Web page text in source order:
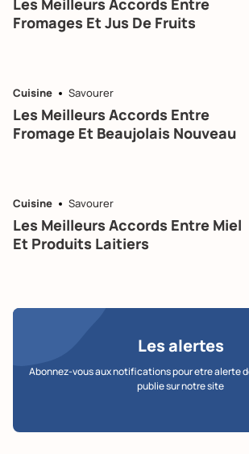
Fromages Et Jus De Fruits
Cuisine Savourer
Les Meilleurs Accords Entre
Fromage Et Beaujolais Nouveau
Cuisine Savourer
Les Meilleurs Accords Entre Miel
Et Produits Laitiers
Les alertes
Abonnez-vous aux notifications pour etre alerte
publie sur notre site